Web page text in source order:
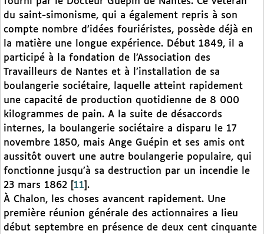
du saint-simonisme, qui a également repris à son
compte nombre d’idées fouriéristes, possède déjà en
la matière une longue expérience. Début 1849, il a
participé à la fondation de l’Association des
Travailleurs de Nantes et à l’installation de sa
boulangerie sociétaire, laquelle atteint rapidement
une capacité de production quotidienne de 8 000
kilogrammes de pain. A la suite de désaccords
internes, la boulangerie sociétaire a disparu le 17
novembre 1850, mais Ange Guépin et ses amis ont
aussitôt ouvert une autre boulangerie populaire, qui
fonctionne jusqu’à sa destruction par un incendie le
23 mars 1862
11 .
À Chalon, les choses avancent rapidement. Une
première réunion générale des actionnaires a lieu
début septembre en présence de deux cent cinquante